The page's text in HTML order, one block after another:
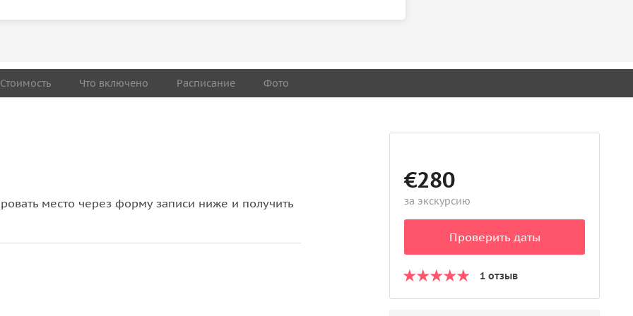
Стоимость Что включено Расписание Фото
место через форму записи ниже и получить
€280
за экскурсию
Проверить даты
1 отзыв